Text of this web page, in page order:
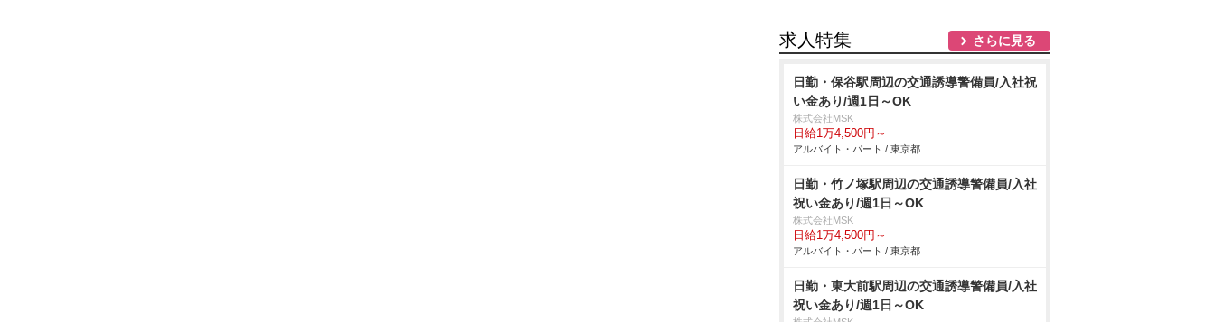
求人特集 さらに見る
日勤・保谷駅周辺の交通誘導警備員/入社祝
い金あり/週1日～OK
株式会社MSK
日給1万4,500円～
アルバイト・パート / 東京都
日勤・竹ノ塚駅周辺の交通誘導警備員/入社
祝い金あり/週1日～OK
株式会社MSK
日給1万4,500円～
アルバイト・パート / 東京都
日勤・東大前駅周辺の交通誘導警備員/入社
祝い金あり/週1日～OK